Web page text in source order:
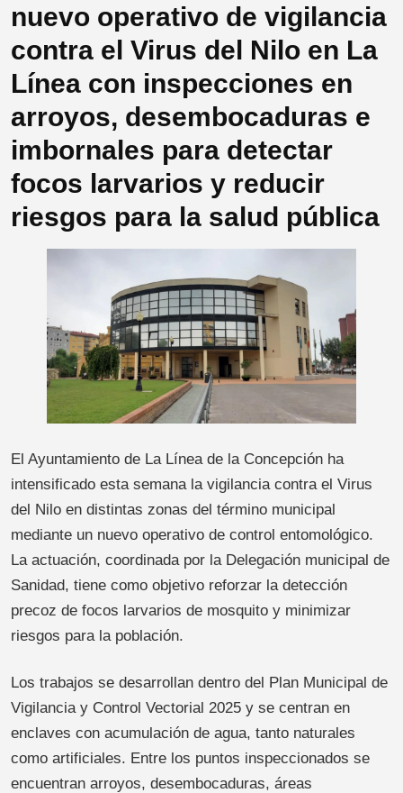
nuevo operativo de vigilancia
contra el Virus del Nilo en La
Línea con inspecciones en
arroyos, desembocaduras e
imbornales para detectar
focos larvarios y reducir
riesgos para la salud pública
El Ayuntamiento de La Línea de la Concepción ha
intensificado esta semana la vigilancia contra el Virus
del Nilo en distintas zonas del término municipal
mediante un nuevo operativo de control entomológico.
La actuación, coordinada por la Delegación municipal de
Sanidad, tiene como objetivo reforzar la detección
precoz de focos larvarios de mosquito y minimizar
riesgos para la población.
Los trabajos se desarrollan dentro del Plan Municipal de
Vigilancia y Control Vectorial 2025 y se centran en
enclaves con acumulación de agua, tanto naturales
como artificiales. Entre los puntos inspeccionados se
encuentran arroyos, desembocaduras, áreas